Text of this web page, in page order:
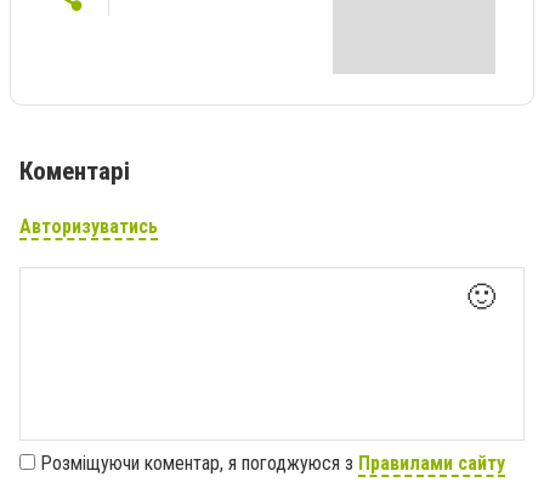
Коментарі
Авторизуватись
🙂
Розміщуючи коментар, я погоджуюся з Правилами сайту